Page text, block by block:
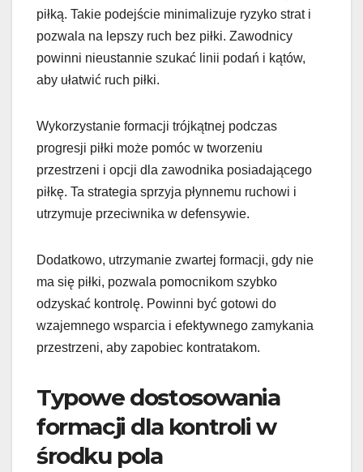
piłką. Takie podejście minimalizuje ryzyko strat i
pozwala na lepszy ruch bez piłki. Zawodnicy
powinni nieustannie szukać linii podań i kątów,
aby ułatwić ruch piłki.
Wykorzystanie formacji trójkątnej podczas
progresji piłki może pomóc w tworzeniu
przestrzeni i opcji dla zawodnika posiadającego
piłkę. Ta strategia sprzyja płynnemu ruchowi i
utrzymuje przeciwnika w defensywie.
Dodatkowo, utrzymanie zwartej formacji, gdy nie
ma się piłki, pozwala pomocnikom szybko
odzyskać kontrolę. Powinni być gotowi do
wzajemnego wsparcia i efektywnego zamykania
przestrzeni, aby zapobiec kontratakom.
Typowe dostosowania
formacji dla kontroli w
środku pola